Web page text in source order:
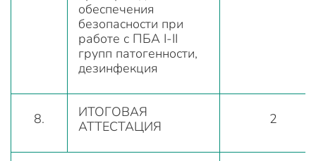
обеспечения
безопасности при
работе с ПБА I-II
групп патогенности,
дезинфекция
8.
ИТОГОВАЯ
АТТЕСТАЦИЯ
2